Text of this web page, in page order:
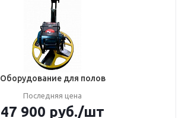
Оборудование для полов
Последняя цена
47 900 руб./шт